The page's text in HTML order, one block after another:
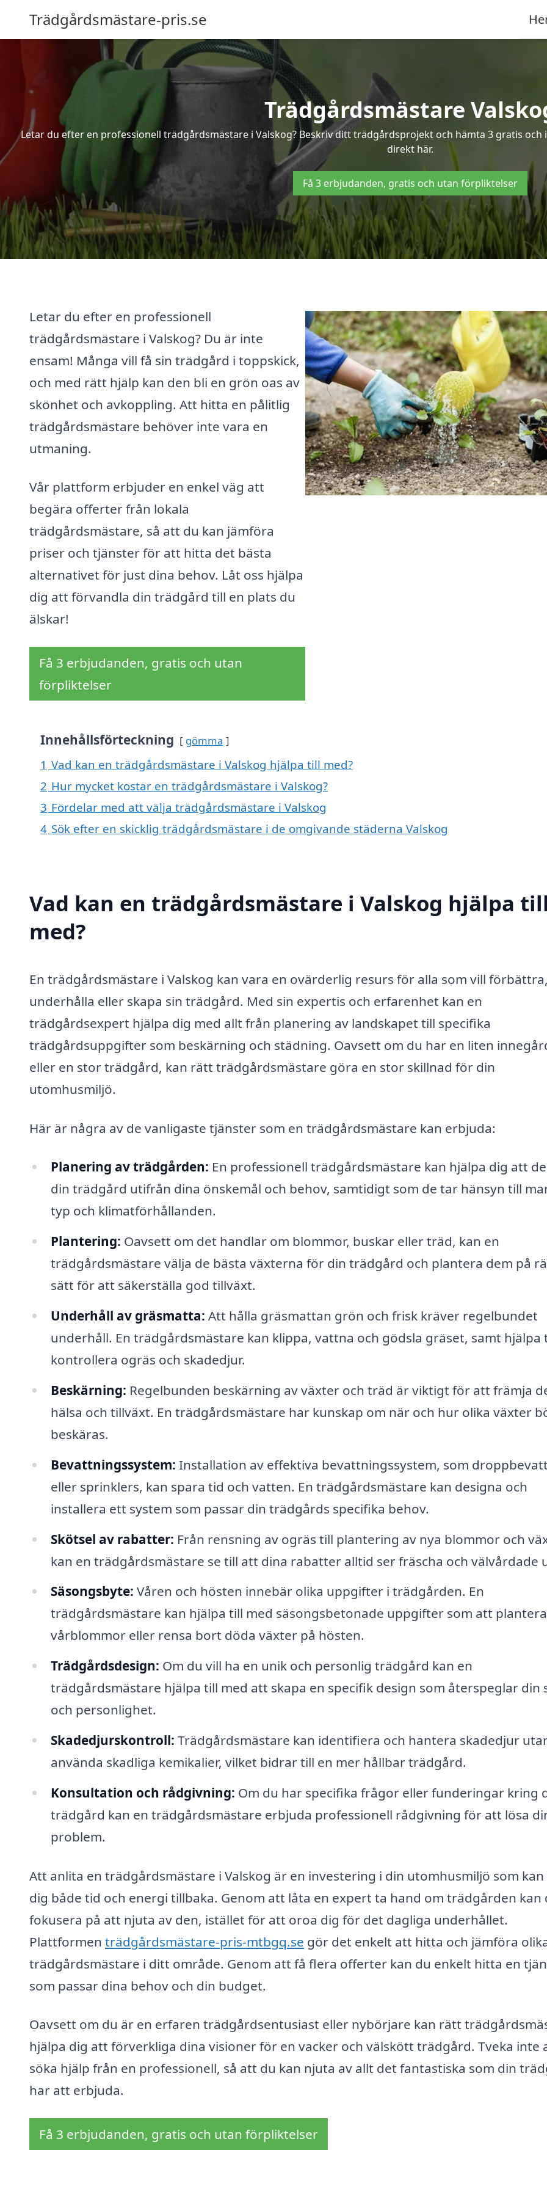
Trädgårdsmästare-pris.se
Trädgårdsmästare
Letar du efter en professionell trädgårdsmästare i Valskog? Beskriv ditt trädgårdsprojekt och hämta 3 gratis
direkt här.
Få 3 erbjudanden, gratis och utan förpliktelser
Letar du efter en professionell
trädgårdsmästare i Valskog? Du är inte
ensam! Många vill få sin trädgård i toppskick,
och med rätt hjälp kan den bli en grön oas av
skönhet och avkoppling. Att hitta en pålitlig
trädgårdsmästare behöver inte vara en
utmaning.
Vår plattform erbjuder en enkel väg att
begära offerter från lokala
trädgårdsmästare, så att du kan jämföra
priser och tjänster för att hitta det bästa
alternativet för just dina behov. Låt oss hjälpa
dig att förvandla din trädgård till en plats du
älskar!
Få 3 erbjudanden, gratis och utan
förpliktelser
Innehållsförteckning gömma
1 Vad kan en trädgårdsmästare i Valskog hjälpa till med?
2 Hur mycket kostar en trädgårdsmästare i Valskog?
3 Fördelar med att välja trädgårdsmästare i Valskog
4 Sök efter en skicklig trädgårdsmästare i de omgivande städerna Valskog
Vad kan en trädgårdsmästare i Valskog hjälpa till
med?
En trädgårdsmästare i Valskog kan vara en ovärderlig resurs för alla som vill förbättra,
underhålla eller skapa sin trädgård. Med sin expertis och erfarenhet kan en
trädgårdsexpert hjälpa dig med allt från planering av landskapet till specifika
trädgårdsuppgifter som beskärning och städning. Oavsett om du har en liten
eller en stor trädgård, kan rätt trädgårdsmästare göra en stor skillnad för din
utomhusmiljö.
Här är några av de vanligaste tjänster som en trädgårdsmästare kan erbjuda:
Planering av trädgården: En professionell trädgårdsmästare kan hjälpa dig att
din trädgård utifrån dina önskemål och behov, samtidigt som de tar hänsyn till
typ och klimatförhållanden.
Plantering: Oavsett om det handlar om blommor, buskar eller träd, kan en
trädgårdsmästare välja de bästa växterna för din trädgård och plantera dem på
sätt för att säkerställa god tillväxt.
Underhåll av gräsmatta: Att hålla gräsmattan grön och frisk kräver regelbundet
underhåll. En trädgårdsmästare kan klippa, vattna och gödsla gräset, samt hjälpa
kontrollera ogräs och skadedjur.
Beskärning: Regelbunden beskärning av växter och träd är viktigt för att främja
hälsa och tillväxt. En trädgårdsmästare har kunskap om när och hur olika växter
beskäras.
Bevattningssystem: Installation av effektiva bevattningssystem, som
eller sprinklers, kan spara tid och vatten. En trädgårdsmästare kan designa och
installera ett system som passar din trädgårds specifika behov.
Skötsel av rabatter: Från rensning av ogräs till plantering av nya blommor och
kan en trädgårdsmästare se till att dina rabatter alltid ser fräscha och välvårdade
Säsongsbyte: Våren och hösten innebär olika uppgifter i trädgården. En
trädgårdsmästare kan hjälpa till med säsongsbetonade uppgifter som att plantera
vårblommor eller rensa bort döda växter på hösten.
Trädgårdsdesign: Om du vill ha en unik och personlig trädgård kan en
trädgårdsmästare hjälpa till med att skapa en specifik design som återspeglar din
och personlighet.
Skadedjurskontroll: Trädgårdsmästare kan identifiera och hantera skadedjur
använda skadliga kemikalier, vilket bidrar till en mer hållbar trädgård.
Konsultation och rådgivning: Om du har specifika frågor eller funderingar kring
trädgård kan en trädgårdsmästare erbjuda professionell rådgivning för att lösa
problem.
Att anlita en trädgårdsmästare i Valskog är en investering i din utomhusmiljö som kan
dig både tid och energi tillbaka. Genom att låta en expert ta hand om trädgården kan
fokusera på att njuta av den, istället för att oroa dig för det dagliga underhållet.
Plattformen trädgårdsmästare-pris-mtbgq.se gör det enkelt att hitta och jämföra
trädgårdsmästare i ditt område. Genom att få flera offerter kan du enkelt hitta en
som passar dina behov och din budget.
Oavsett om du är en erfaren trädgårdsentusiast eller nybörjare kan rätt
hjälpa dig att förverkliga dina visioner för en vacker och välskött trädgård. Tveka inte
söka hjälp från en professionell, så att du kan njuta av allt det fantastiska som din
har att erbjuda.
Få 3 erbjudanden, gratis och utan förpliktelser